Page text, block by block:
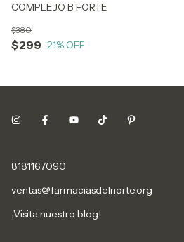
COMPLEJO B FORTE
$299
$380
21% OFF
8181167090
ventas@farmaciasdelnorte.org
¡Visita nuestro blog!